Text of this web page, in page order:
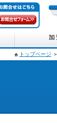
トップページ ＞